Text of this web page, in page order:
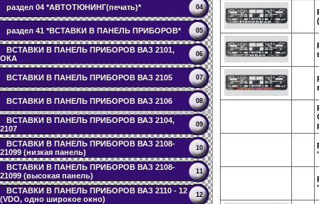
раздел 04 *АВТОТЮНИНГ(печать)* 04
раздел 41 *ВСТАВКИ В ПАНЕЛЬ ПРИБОРОВ* 05
ВСТАВКИ В ПАНЕЛЬ ПРИБОРОВ ВАЗ 2101,
ОКА
06
ВСТАВКИ В ПАНЕЛЬ ПРИБОРОВ ВАЗ 2105 07
ВСТАВКИ В ПАНЕЛЬ ПРИБОРОВ ВАЗ 2106 08
ВСТАВКИ В ПАНЕЛЬ ПРИБОРОВ ВАЗ 2104,
2107
09
ВСТАВКИ В ПАНЕЛЬ ПРИБОРОВ ВАЗ 2108-
21099 (низкая панель)
10
ВСТАВКИ В ПАНЕЛЬ ПРИБОРОВ ВАЗ 2108-
21099 (высокая панель)
11
ВСТАВКИ В ПАНЕЛЬ ПРИБОРОВ ВАЗ 2110 - 12
(VDO, одно широкое окно)
12